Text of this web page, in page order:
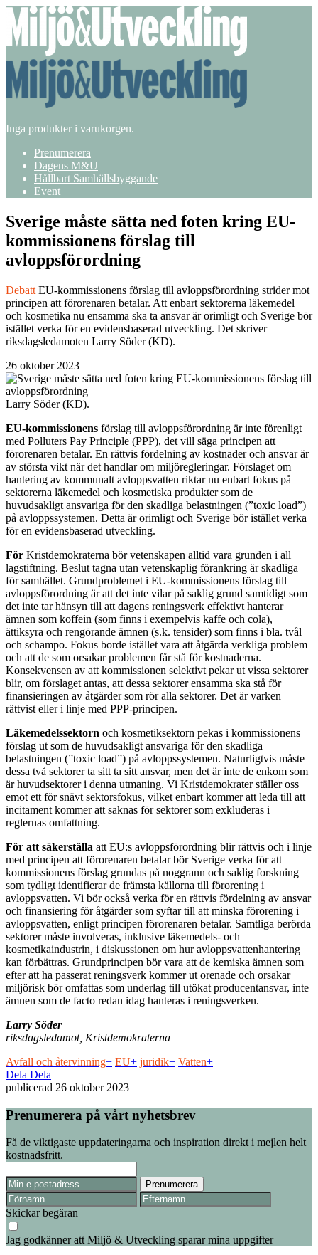
Inga produkter i varukorgen.
Prenumerera
Dagens M&U
Hållbart Samhällsbyggande
Event
Sverige måste sätta ned foten kring EU-
kommissionens förslag till
avloppsförordning
Debatt EU-kommissionens förslag till avloppsförordning strider mot
principen att förorenaren betalar. Att enbart sektorerna läkemedel
och kosmetika nu ensamma ska ta ansvar är orimligt och Sverige bör
istället verka för en evidensbaserad utveckling. Det skriver
riksdagsledamoten Larry Söder (KD).
26 oktober 2023
Larry Söder (KD).
EU-kommissionens förslag till avloppsförordning är inte förenligt
med Polluters Pay Principle (PPP), det vill säga principen att
förorenaren betalar. En rättvis fördelning av kostnader och ansvar är
av största vikt när det handlar om miljöregleringar. Förslaget om
hantering av kommunalt avloppsvatten riktar nu enbart fokus på
sektorerna läkemedel och kosmetiska produkter som de
huvudsakligt ansvariga för den skadliga belastningen (”toxic load”)
på avloppssystemen. Detta är orimligt och Sverige bör istället verka
för en evidensbaserad utveckling.
För Kristdemokraterna bör vetenskapen alltid vara grunden i all
lagstiftning. Beslut tagna utan vetenskaplig förankring är skadliga
för samhället. Grundproblemet i EU-kommissionens förslag till
avloppsförordning är att det inte vilar på saklig grund samtidigt som
det inte tar hänsyn till att dagens reningsverk effektivt hanterar
ämnen som koffein (som finns i exempelvis kaffe och cola),
ättiksyra och rengörande ämnen (s.k. tensider) som finns i bla. tvål
och schampo. Fokus borde istället vara att åtgärda verkliga problem
och att de som orsakar problemen får stå för kostnaderna.
Konsekvensen av att kommissionen selektivt pekar ut vissa sektorer
blir, om förslaget antas, att dessa sektorer ensamma ska stå för
finansieringen av åtgärder som rör alla sektorer. Det är varken
rättvist eller i linje med PPP-principen.
Läkemedelssektorn och kosmetiksektorn pekas i kommissionens
förslag ut som de huvudsakligt ansvariga för den skadliga
belastningen (”toxic load”) på avloppssystemen. Naturligtvis måste
dessa två sektorer ta sitt ta sitt ansvar, men det är inte de enkom som
är huvudsektorer i denna utmaning. Vi Kristdemokrater ställer oss
emot ett för snävt sektorsfokus, vilket enbart kommer att leda till att
incitament kommer att saknas för sektorer som exkluderas i
reglernas omfattning.
För att säkerställa att EU:s avloppsförordning blir rättvis och i linje
med principen att förorenaren betalar bör Sverige verka för att
kommissionens förslag grundas på noggrann och saklig forskning
som tydligt identifierar de främsta källorna till förorening i
avloppsvatten. Vi bör också verka för en rättvis fördelning av ansvar
och finansiering för åtgärder som syftar till att minska förorening i
avloppsvatten, enligt principen förorenaren betalar. Samtliga berörda
sektorer måste involveras, inklusive läkemedels- och
kosmetikaindustrin, i diskussionen om hur avloppsvattenhantering
kan förbättras. Grundprincipen bör vara att de kemiska ämnen som
efter att ha passerat reningsverk kommer ut orenade och orsakar
miljörisk bör omfattas som underlag till utökat producentansvar, inte
ämnen som de facto redan idag hanteras i reningsverken.
Larry Söder
riksdagsledamot, Kristdemokraterna
Avfall och återvinning+ EU+ juridik+ Vatten+
Dela Dela
publicerad 26 oktober 2023
Prenumerera på vårt nyhetsbrev
Få de viktigaste uppdateringarna och inspiration direkt i mejlen helt
kostnadsfritt.
Skickar begäran
Jag godkänner att Miljö & Utveckling sparar mina uppgifter